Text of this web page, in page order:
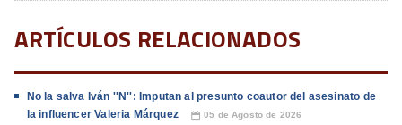
ARTÍCULOS RELACIONADOS
No la salva Iván ''N'': Imputan al presunto coautor del asesinato de
la influencer Valeria Márquez
📅 05 de Agosto de 2026